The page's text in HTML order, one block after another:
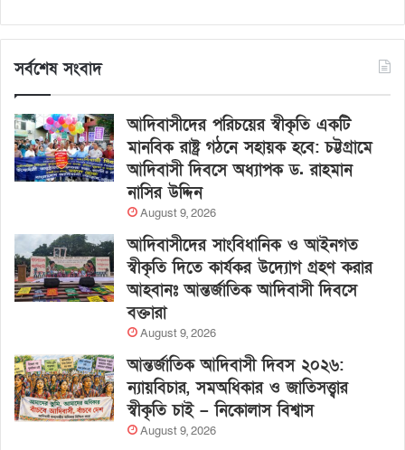
সর্বশেষ সংবাদ
আদিবাসীদের পরিচয়ের স্বীকৃতি একটি
মানবিক রাষ্ট্র গঠনে সহায়ক হবে: চট্টগ্রামে
আদিবাসী দিবসে অধ্যাপক ড. রাহমান
নাসির উদ্দিন
August 9, 2026
আদিবাসীদের সাংবিধানিক ও আইনগত
স্বীকৃতি দিতে কার্যকর উদ্যোগ গ্রহণ করার
আহবানঃ আন্তর্জাতিক আদিবাসী দিবসে
বক্তারা
August 9, 2026
আন্তর্জাতিক আদিবাসী দিবস ২০২৬:
ন্যায়বিচার, সমঅধিকার ও জাতিসত্ত্বার
স্বীকৃতি চাই – নিকোলাস বিশ্বাস
August 9, 2026